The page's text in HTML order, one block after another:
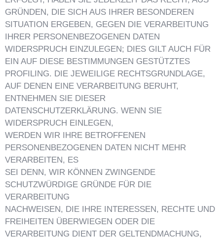
GRÜNDEN, DIE SICH AUS IHRER BESONDEREN
SITUATION ERGEBEN, GEGEN DIE VERARBEITUNG
IHRER PERSONENBEZOGENEN DATEN
WIDERSPRUCH EINZULEGEN; DIES GILT AUCH FÜR
EIN AUF DIESE BESTIMMUNGEN GESTÜTZTES
PROFILING. DIE JEWEILIGE RECHTSGRUNDLAGE,
AUF DENEN EINE VERARBEITUNG BERUHT,
ENTNEHMEN SIE DIESER
DATENSCHUTZERKLÄRUNG. WENN SIE
WIDERSPRUCH EINLEGEN,
WERDEN WIR IHRE BETROFFENEN
PERSONENBEZOGENEN DATEN NICHT MEHR
VERARBEITEN, ES
SEI DENN, WIR KÖNNEN ZWINGENDE
SCHUTZWÜRDIGE GRÜNDE FÜR DIE
VERARBEITUNG
NACHWEISEN, DIE IHRE INTERESSEN, RECHTE UND
FREIHEITEN ÜBERWIEGEN ODER DIE
VERARBEITUNG DIENT DER GELTENDMACHUNG,